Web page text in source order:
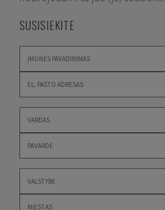
SUSISIEKITE